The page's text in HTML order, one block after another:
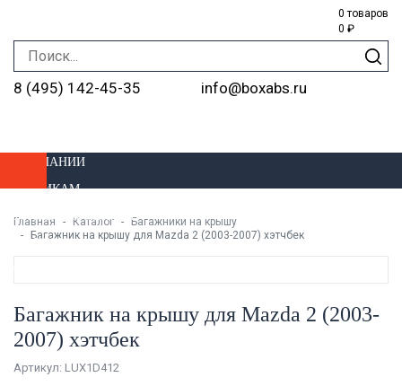
0 товаров
0 ₽
8 (495) 142-45-35 info@boxabs.ru
О КОМПАНИИ
ОПТОВИКАМ
ДОСТАВКА И ОПЛАТА
УСТАНОВКА
Главная Каталог
Багажники на крышу
Багажник на крышу для Mazda 2 (2003-2007) хэтчбек
Багажник на крышу для Mazda 2 (2003-
2007) хэтчбек
Артикул: LUX1D412